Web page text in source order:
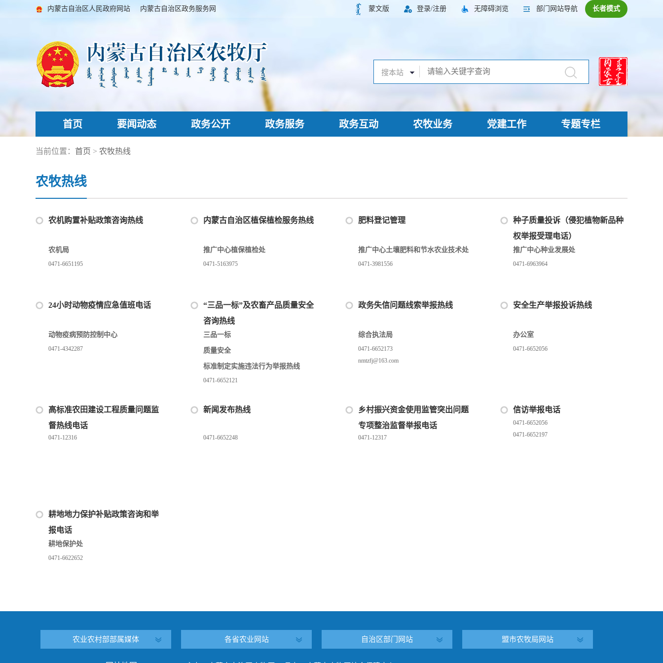
内蒙古自治区人民政府网站 内蒙古自治区政务服务网 长者模式
部门网站导航
无障碍浏览
登录/注册
蒙文版
首页 要闻动态 政务公开 政务服务 政务互动 农牧业务 党建工作 专题专栏
当前位置： 首页 > 农牧热线
农牧热线
农机购置补贴政策咨询热线
农机局
0471-6651195
内蒙古自治区植保植检服务热线
推广中心植保植检处
0471-5163975
肥料登记管理
推广中心土壤肥料和节水农业技术处
0471-3981556
种子质量投诉（侵犯植物新品种
权举报受理电话）
推广中心种业发展处
0471-6963964
24小时动物疫情应急值班电话
动物疫病预防控制中心
0471-4342287
“三品一标”及农畜产品质量安全
咨询热线
三品一标
质量安全
标准制定实施违法行为举报热线
0471-6652121
政务失信问题线索举报热线
综合执法局
0471-6652173
nmtzfj@163.com
安全生产举报投诉热线
办公室
0471-6652056
高标准农田建设工程质量问题监
督热线电话
0471-12316
新闻发布热线
0471-6652248
乡村振兴资金使用监管突出问题
专项整治监督举报电话
0471-12317
信访举报电话
0471-6652056
0471-6652197
耕地地力保护补贴政策咨询和举
报电话
耕地保护处
0471-6622652
农业农村部部属媒体 各省农业网站 自治区部门网站 盟市农牧局网站